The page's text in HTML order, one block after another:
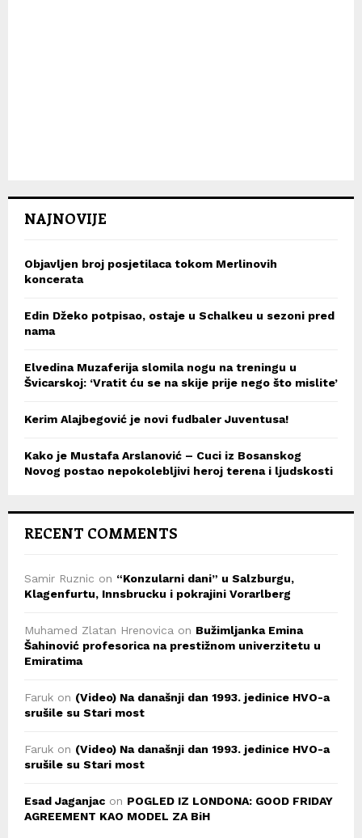
NAJNOVIJE
Objavljen broj posjetilaca tokom Merlinovih
koncerata
Edin Džeko potpisao, ostaje u Schalkeu u sezoni pred
nama
Elvedina Muzaferija slomila nogu na treningu u
Švicarskoj: ‘Vratit ću se na skije prije nego što mislite’
Kerim Alajbegović je novi fudbaler Juventusa!
Kako je Mustafa Arslanović – Cuci iz Bosanskog
Novog postao nepokolebljivi heroj terena i ljudskosti
RECENT COMMENTS
Samir Ruznic on “Konzularni dani” u Salzburgu,
Klagenfurtu, Innsbrucku i pokrajini Vorarlberg
Muhamed Zlatan Hrenovica on Bužimljanka Emina
Šahinović profesorica na prestižnom univerzitetu u
Emiratima
Faruk on (Video) Na današnji dan 1993. jedinice HVO-a
srušile su Stari most
Faruk on (Video) Na današnji dan 1993. jedinice HVO-a
srušile su Stari most
Esad Jaganjac on POGLED IZ LONDONA: GOOD FRIDAY
AGREEMENT KAO MODEL ZA BiH